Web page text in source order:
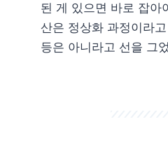
된 게 있으면 바로 잡아
산은 정상화 과정이라
등은 아니라고 선을 그